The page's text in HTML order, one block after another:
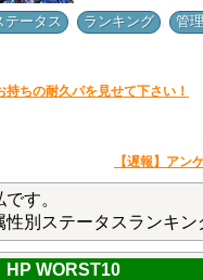
テータス ランキング 管
持ちの耐久パを見せて下さい！
【遅報】ア
です。
性別ステータスランキン
HP WORST10